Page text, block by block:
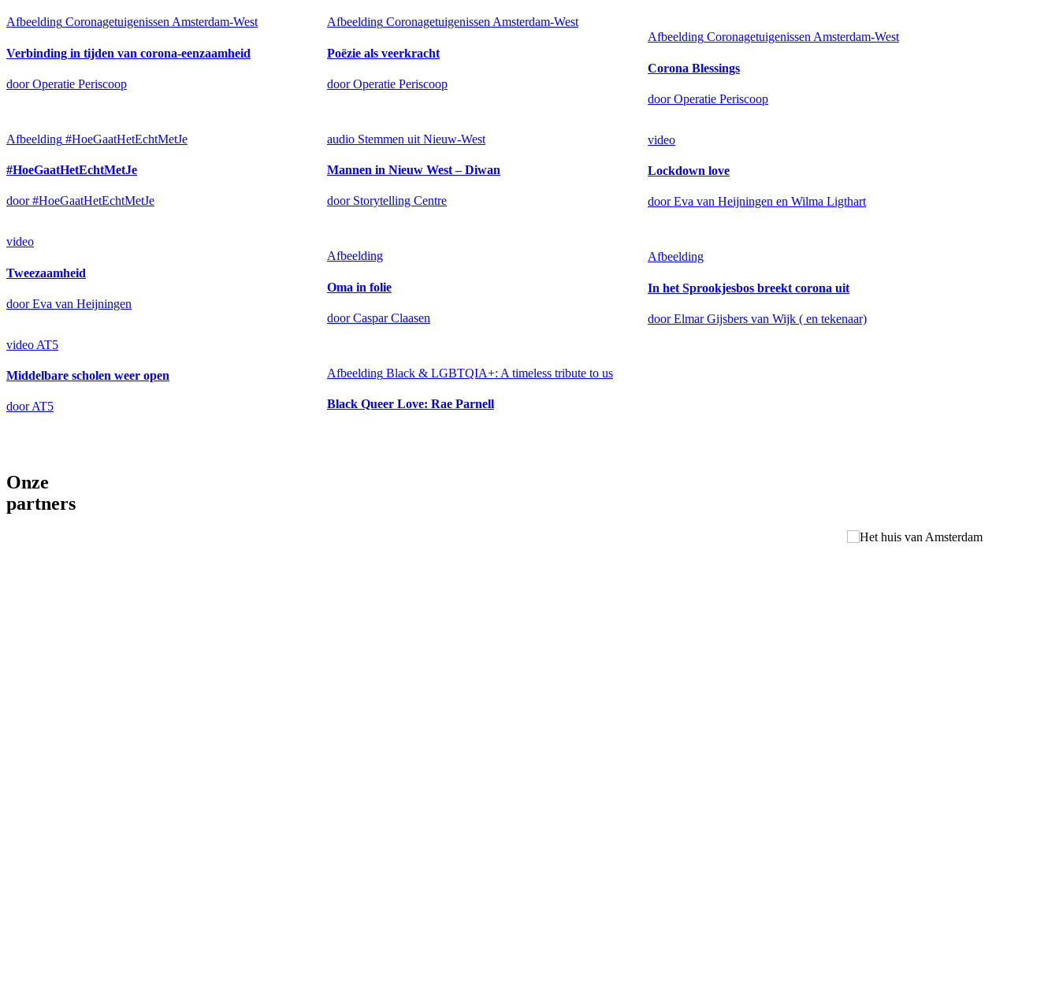
Afbeelding Coronagetuigenissen Amsterdam-West
Verbinding in tijden van corona-eenzaamheid
door Operatie Periscoop
Afbeelding Coronagetuigenissen Amsterdam-West
Poëzie als veerkracht
door Operatie Periscoop
Afbeelding Coronagetuigenissen Amsterdam-West
Corona Blessings
door Operatie Periscoop
Afbeelding #HoeGaatHetEchtMetJe
#HoeGaatHetEchtMetJe
door #HoeGaatHetEchtMetJe
audio Stemmen uit Nieuw-West
Mannen in Nieuw West – Diwan
door Storytelling Centre
video
Lockdown love
door Eva van Heijningen en Wilma Ligthart
video
Tweezaamheid
door Eva van Heijningen
Afbeelding
Oma in folie
door Caspar Claasen
Afbeelding
In het Sprookjesbos breekt corona uit
door Elmar Gijsbers van Wijk ( en tekenaar)
video AT5
Middelbare scholen weer open
door AT5
Afbeelding Black & LGBTQIA+: A timeless tribute to us
Black Queer Love: Rae Parnell
Onze
partners